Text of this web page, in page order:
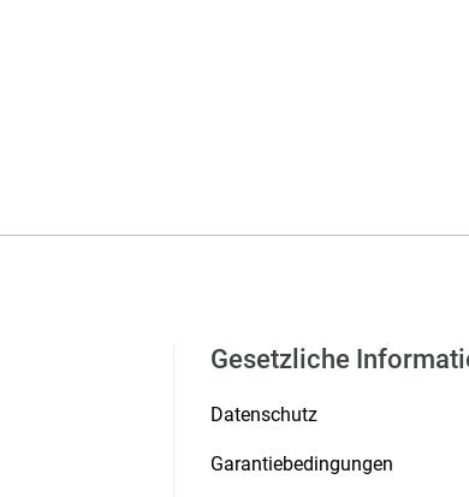
Gesetzliche
Datenschutz
Garantiebedingungen